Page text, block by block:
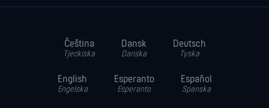
Čeština
Tjeckiska
Dansk
Danska
Deutsch
Tyska
English
Engelska
Esperanto
Esperanto
Español
Spanska